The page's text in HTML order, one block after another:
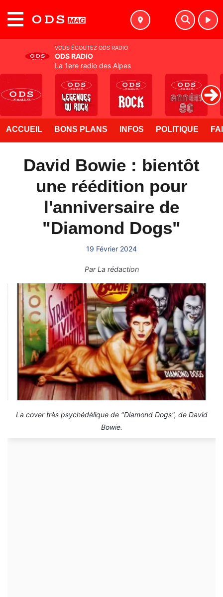
ACCUEIL BONS PLANS INFOS POLITIQUE
David Bowie : bientôt
une réédition pour
l'anniversaire de
"Diamond Dogs"
19 Février 2024
ParLa rédaction
La cover très psychédélique de "Diamond Dogs", de David
Bowie.
VOUS ÉCOUTEZ ODS RADIO
ODS RADIO
La 1ere radio des Alpes